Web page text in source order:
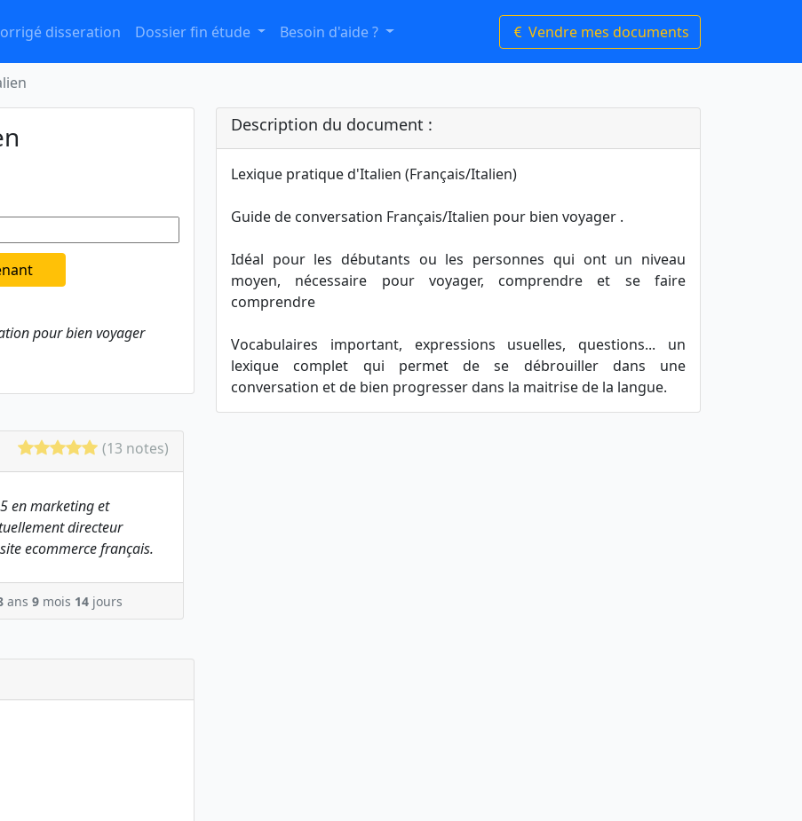
disseration Dossier fin étude Besoin d'aide ? Vendre mes documents
pour bien voyager
Description du document :
Lexique pratique d'Italien (Français/Italien)
Guide de conversation Français/Italien pour bien voyager .
Idéal pour les débutants ou les personnes qui ont un niveau
moyen, nécessaire pour voyager, comprendre et se faire
comprendre
Vocabulaires important, expressions usuelles, questions... un
lexique complet qui permet de se débrouiller dans une
conversation et de bien progresser dans la maitrise de la langue.
(13 notes)
en marketing et
directeur
ecommerce français.
ans 9mois 14jours